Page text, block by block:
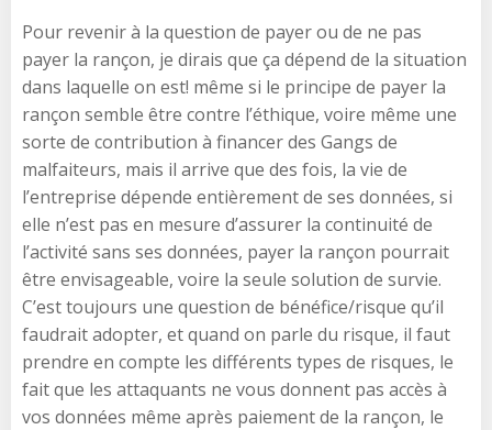
Pour revenir à la question de payer ou de ne pas
payer la rançon, je dirais que ça dépend de la situation
dans laquelle on est! même si le principe de payer la
rançon semble être contre l’éthique, voire même une
sorte de contribution à financer des Gangs de
malfaiteurs, mais il arrive que des fois, la vie de
l’entreprise dépende entièrement de ses données, si
elle n’est pas en mesure d’assurer la continuité de
l’activité sans ses données, payer la rançon pourrait
être envisageable, voire la seule solution de survie.
C’est toujours une question de bénéfice/risque qu’il
faudrait adopter, et quand on parle du risque, il faut
prendre en compte les différents types de risques, le
fait que les attaquants ne vous donnent pas accès à
vos données même après paiement de la rançon, le